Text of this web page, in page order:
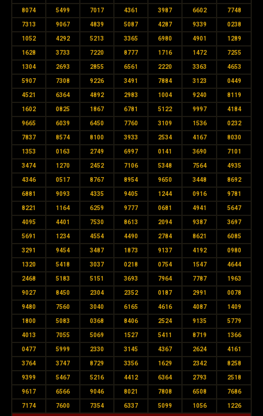
8074 5499 7017 4361 3987 6602 7748
7313 9067 4839 5087 4287 9339 0238
1052 4292 5213 3365 6980 4901 1289
1628 3733 7220 8777 1716 1472 7255
1304 2693 2855 6561 2220 3363 4653
5907 7308 9226 3491 7884 3123 0449
4521 6364 4892 2983 1004 9240 8119
1602 0825 1867 6781 5122 9997 4184
9665 6039 6450 7760 3109 1536 0232
7837 8574 8100 3933 2534 4167 8030
1353 0163 2749 6997 0141 3690 7101
3474 1270 2452 7106 5348 7564 4935
4346 0517 8767 8954 9650 3448 8692
6881 9093 4335 9405 1244 0916 9781
8221 1164 6259 9777 0681 4941 5647
4095 4401 7530 8613 2094 9387 3697
5691 1234 4554 4490 2784 8621 6085
3291 9454 3487 1873 9137 4192 0980
1320 5418 3037 0218 0754 1547 4644
2468 5183 5151 3693 7964 7787 1963
9027 8450 2304 2352 0187 2991 0078
9480 7560 3040 6165 4616 4087 1409
1800 5083 0368 8406 2524 9135 5779
4013 7055 5069 1527 5411 8719 1366
0477 5999 2330 3145 4367 2624 4161
3764 3747 8729 3356 1629 2342 8258
9399 5467 5216 4412 6364 2793 2518
9617 6566 9046 8021 7808 6508 7686
7174 7600 7354 6337 5099 1056 1226